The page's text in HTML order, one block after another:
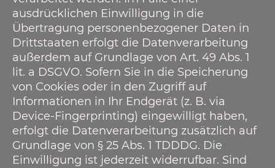
ausdrücklichen Einwilligung in die
Übertragung personenbezogener Daten in
Drittstaaten erfolgt die Datenverarbeitung
außerdem auf Grundlage von Art. 49 Abs. 1
lit. a DSGVO. Sofern Sie in die Speicherung
von Cookies oder in den Zugriff auf
Informationen in Ihr Endgerät (z. B. via
Device-Fingerprinting) eingewilligt haben,
erfolgt die Datenverarbeitung zusätzlich auf
Grundlage von § 25 Abs. 1 TDDDG. Die
Einwilligung ist jederzeit widerrufbar. Sind